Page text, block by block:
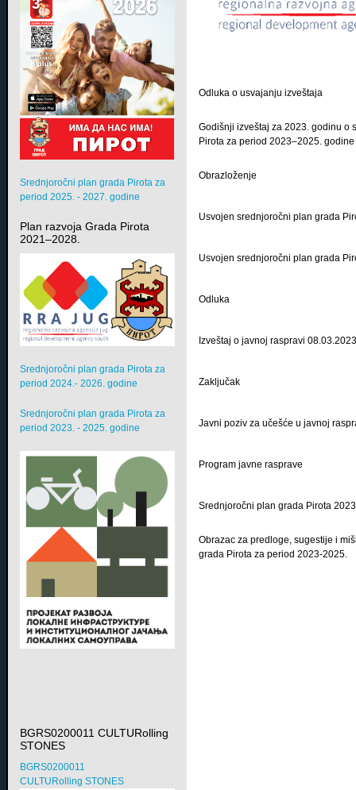
Odluka o usvajanju izveštaja
Godišnji izveštaj za 2023. godinu o
Pirota za period 2023–2025. godine
Obrazloženje
Usvojen srednjoročni plan grada
Usvojen srednjoročni plan grada
Odluka
Izveštaj o javnoj raspravi
Zaključak
Javni poziv za učešće u javnoj
Program javne rasprave
Srednjoročni plan grada Pirota
Obrazac za predloge, sugestije i
grada Pirota za period 2023-2025.
Srednjoročni plan grada Pirota za
period 2025. - 2027. godine
Plan razvoja Grada Pirota
2021–2028.
Srednjoročni plan grada Pirota za
period 2024.- 2026. godine
Srednjoročni plan grada Pirota za
period 2023. - 2025. godine
BGRS0200011 CULTURolling
STONES
BGRS0200011
CULTURolling STONES